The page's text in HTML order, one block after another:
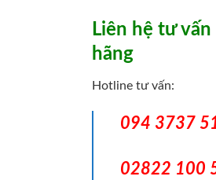
Liên hệ tư
hãng
Hotline tư vấn:
094 3737
02822 100